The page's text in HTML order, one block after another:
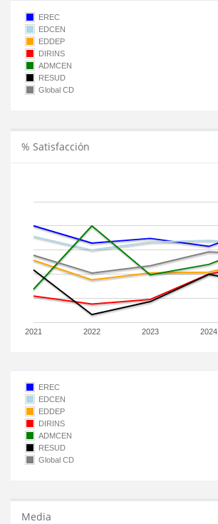
EREC
EDCEN
EDDEP
DIRINS
ADMCEN
RESUD
Global CD
% Satisfacción
2021 2022 2023 2024
EREC
EDCEN
EDDEP
DIRINS
ADMCEN
RESUD
Global CD
Media